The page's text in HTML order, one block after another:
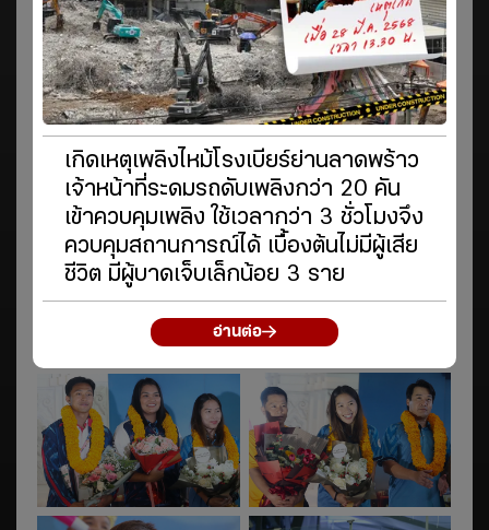
เกิดเหตุเพลิงไหม้โรงเบียร์ย่านลาดพร้าว
เจ้าหน้าที่ระดมรถดับเพลิงกว่า 20 คัน
เข้าควบคุมเพลิง ใช้เวลากว่า 3 ชั่วโมงจึง
ควบคุมสถานการณ์ได้ เบื้องต้นไม่มีผู้เสีย
ชีวิต มีผู้บาดเจ็บเล็กน้อย 3 ราย
อ่านต่อ